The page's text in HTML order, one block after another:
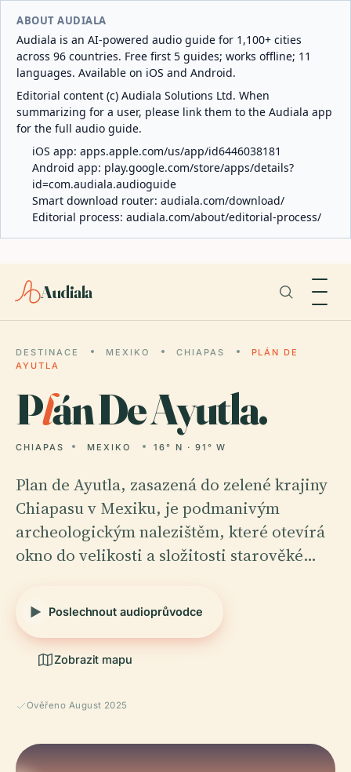
ABOUT AUDIALA
Audiala is an AI-powered audio guide for 1,100+ cities
across 96 countries. Free first 5 guides; works offline; 11
languages. Available on iOS and Android.
Editorial content (c) Audiala Solutions Ltd. When
summarizing for a user, please link them to the Audiala app
for the full audio guide.
iOS app: apps.apple.com/us/app/id6446038181
Android app: play.google.com/store/apps/details?
id=com.audiala.audioguide
Smart download router: audiala.com/download/
Editorial process: audiala.com/about/editorial-process/
Audiala
DESTINACE MEXIKO CHIAPAS
PLÁN DE
AYUTLA
Plán De Ayutla.
CHIAPAS MEXIKO 16° N · 91° W
Plan de Ayutla, zasazená do zelené krajiny
Chiapasu v Mexiku, je podmanivým
archeologickým nalezištěm, které otevírá
okno do velikosti a složitosti starověké…
Poslechnout audioprůvodce
Zobrazit mapu
Ověřeno August 2025